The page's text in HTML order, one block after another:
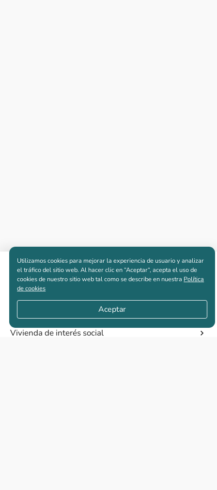
Apartamentos nuevos
Casas nuevas en venta
Vivienda de interés social
Utilizamos cookies para mejorar la experiencia de usuario y analizar
el tráfico del sitio web. Al hacer clic en “Aceptar“, acepta el uso de
cookies de nuestro sitio web tal como se describe en nuestra Política
de cookies
Aceptar